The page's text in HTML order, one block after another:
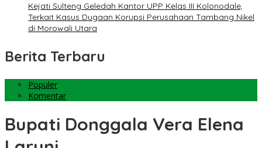
Kejati Sulteng Geledah Kantor UPP Kelas III Kolonodale,
Terkait Kasus Dugaan Korupsi Perusahaan Tambang Nikel
di Morowali Utara
Berita Terbaru
Populer
Komentar
Bupati Donggala Vera Elena